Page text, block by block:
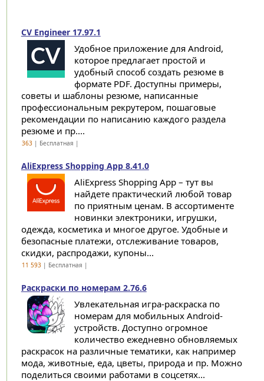
CV Engineer 17.97.1
Удобное приложение для Android,
которое предлагает простой и
удобный способ создать резюме в
формате PDF. Доступны примеры,
советы и шаблоны резюме, написанные
профессиональным рекрутером, пошаговые
рекомендации по написанию каждого раздела
резюме и пр....
363| Бесплатная |
AliExpress Shopping App 8.41.0
AliExpress Shopping App – тут вы
найдете практический любой товар
по приятным ценам. В ассортименте
новинки электроники, игрушки,
одежда, косметика и многое другое. Удобные и
безопасные платежи, отслеживание товаров,
скидки, распродажи, купоны...
11 593| Бесплатная |
Раскраски по номерам 2.76.6
Увлекательная игра-раскраска по
номерам для мобильных Android-
устройств. Доступно огромное
количество ежедневно обновляемых
раскрасок на различные тематики, как например
мода, животные, еда, цветы, природа и пр. Можно
поделиться своими работами в соцсетях...